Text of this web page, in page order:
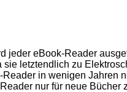
jeder eBook-Reader
letztendlich zu
in wenigen Jahren
nur für neue Bücher